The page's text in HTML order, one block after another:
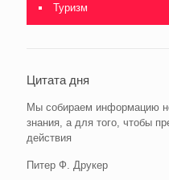
Туризм
Цитата дня
Мы собираем информацию
знания, а для того, чтобы
действия
Питер Ф. Друкер